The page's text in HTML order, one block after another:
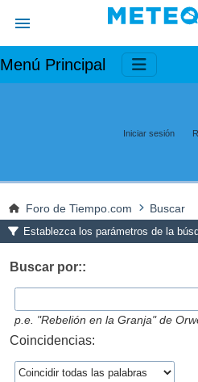
Menú Principal
Iniciar sesión
Foro de Tiempo.com Buscar
Establezca los parámetros de la
Buscar por::
p.e. "Rebelión en la Granja" de
Coincidencias: